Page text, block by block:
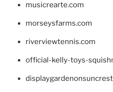
musicrearte.com
morseysfarms.com
riverviewtennis.com
official-kelly-toys-